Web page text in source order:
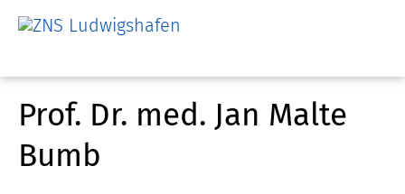
Prof. Dr. med. Jan Malte
Bumb